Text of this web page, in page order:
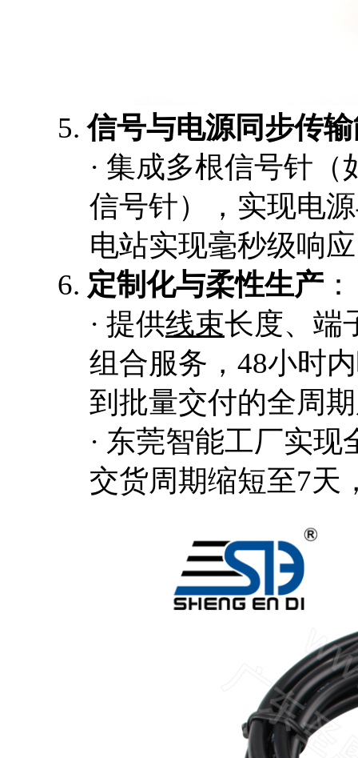
5.信号与电源同步传
· 集成多根信号针（
信号针），实现电
电站实现毫秒级响
6. 定制化与柔性生产 ：
· 提供线束长度、端
组合服务， 48小时
到批量交付的全周
· 东莞智能工厂实现
交货周期缩短至7天